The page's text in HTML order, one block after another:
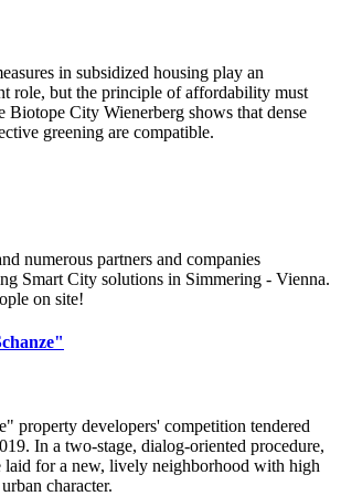
in subsidized housing play an
role, but the principle of affordability must
Biotope City Wienerberg shows that dense
greening are compatible.
numerous partners and companies
Smart City solutions in Simmering - Vienna.
on site!
property developers' competition tendered
In a two-stage, dialog-oriented procedure,
laid for a new, lively neighborhood with high
character.